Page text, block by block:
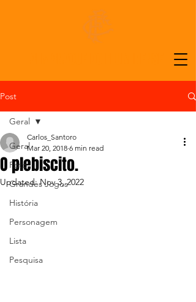
Post
Geral
Foto
Grandes Jogos
História
Personagem
Lista
Pesquisa
Geral
O plebiscito.
Carlos_Santoro
Mar 20, 2018 6 min read
Updated:Nov 3, 2022